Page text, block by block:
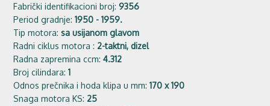
Fabrički identifikacioni broj:9356
Period gradnje:1950 - 1959.
Tip motora:sa usijanom glavom
Radni ciklus motora : 2-taktni, dizel
Radna zapremina ccm:4.312
Broj cilindara:1
Odnos prečnika i hoda klipa u mm:170 x 190
Snaga motora KS: 25